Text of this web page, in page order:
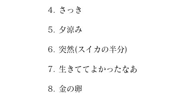
さっき
夕涼み
突然(スイカの半分)
生きててよかったなあ
金の卵